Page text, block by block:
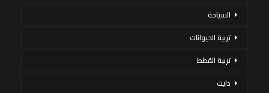
السياحة
تربية الحيوانات
تربية القطط
دايت